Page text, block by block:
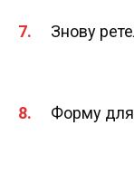
Знову
Форму для